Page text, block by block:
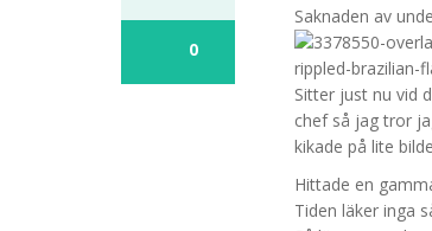
0
Saknaden av
Sitter just nu vid
chef så jag tror
kikade på lite
Hittade en
Tiden läker inga